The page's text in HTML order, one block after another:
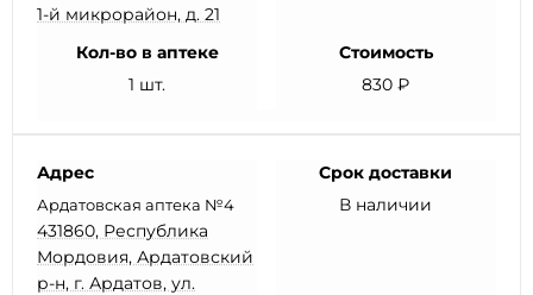
1-й микрорайон, д. 21
Кол-во в аптеке
1 шт.
Стоимость
830 ₽
Адрес
Ардатовская аптека №4
431860, Республика
Мордовия, Ардатовский
р-н, г. Ардатов, ул.
Срок доставки
В наличии